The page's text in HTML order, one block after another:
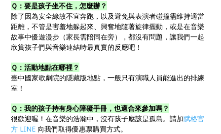
Ｑ：要是孩子坐不住，怎麼辦？
除了因為安全緣故不宜奔跑，以及避免與表演者碰撞需維持適當
距離，不管是害羞地躲起來、興奮地隨著旋律擺動，或是在音樂
故事中優遊漫步（家長需陪同在旁），都沒有問題，讓我們一起
欣賞孩子們與音樂連結時最真實的反應吧！
Ｑ：活動地點在哪裡？
臺中國家歌劇院的隱藏版地點，一般只有演職人員能進出的排練
室！
Ｑ：我的孩子持有身心障礙手冊，也適合來參加嗎？
很歡迎喔！在音樂的浩瀚中，沒有孩子應該是孤島。請加賦格官
方 LINE 向我們取得優惠票購買方式。